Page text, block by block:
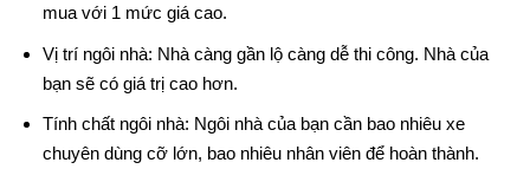
mua với 1 mức giá cao.
Vị trí ngôi nhà: Nhà càng gần lộ càng dễ thi công. Nhà của
bạn sẽ có giá trị cao hơn.
Tính chất ngôi nhà: Ngôi nhà của bạn cần bao nhiêu xe
chuyên dùng cỡ lớn, bao nhiêu nhân viên để hoàn thành.